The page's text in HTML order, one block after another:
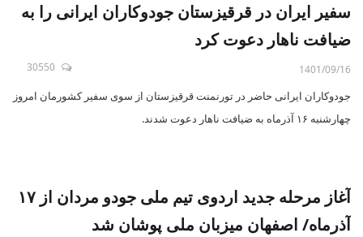
سفیر ایران در قرقیزستان جودوکاران ایرانی را به
ضیافت ناهار دعوت کرد
1401/09/16
30550
جودوکاران ایرانی حاضر در تورنمنت قرقیزستان از سوی سفیر کشورمان امروز
چهارشنبه ۱۶ آذرماه به ضیافت ناهار دعوت شدند.
آغاز مرحله جدید اردوی تیم ملی جودو مردان از ۱۷
آذرماه/ اصفهان میزبان ملی پوشان شد